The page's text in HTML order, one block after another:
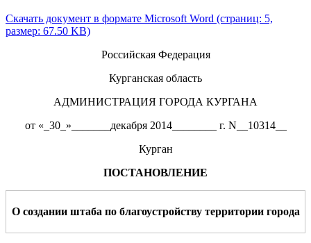
Скачать документ в формате Microsoft Word (страниц: 5,
размер: 67.50 KB)
Российская Федерация
Курганская область
АДМИНИСТРАЦИЯ ГОРОДА КУРГАНА
от «_30_»_______декабря 2014________ г. N__10314__
Курган
ПОСТАНОВЛЕНИЕ
О создании штаба по благоустройству территории города